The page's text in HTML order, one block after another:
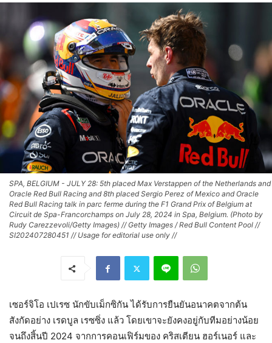
SPA, BELGIUM - JULY 28: 5th placed Max Verstappen of the Netherlands and
Oracle Red Bull Racing and 8th placed Sergio Perez of Mexico and Oracle
Red Bull Racing talk in parc ferme during the F1 Grand Prix of Belgium at
Circuit de Spa-Francorchamps on July 28, 2024 in Spa, Belgium. (Photo by
Rudy Carezzevoli/Getty Images) // Getty Images / Red Bull Content Pool //
SI202407280451 // Usage for editorial use only //
เซอร์จิโอ เปเรซ นักขับเม็กซิกัน ได้รับการยืนยันอนาคตจากต้น
สังกัดอย่าง เรดบูล เรซซิ่ง แล้ว โดยเขาจะยังคงอยู่กับทีมอย่างน้อย
จนถึงสิ้นปี 2024 จากการคอนเฟิร์มของ คริสเตียน ฮอร์เนอร์ และ